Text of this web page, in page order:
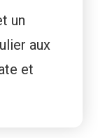
un
aux
et